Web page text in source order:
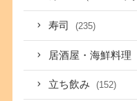
寿司 (235)
居酒屋・海鮮料理
立ち飲み (152)